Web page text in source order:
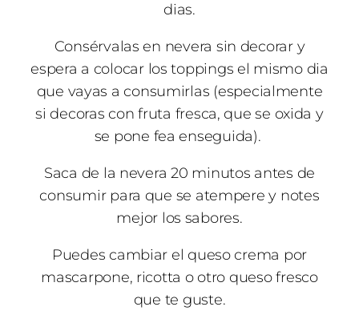
dias.
Consérvalas en nevera sin decorar y
espera a colocar los toppings el mismo dia
que vayas a consumirlas (especialmente
si decoras con fruta fresca, que se oxida y
se pone fea enseguida).
Saca de la nevera 20 minutos antes de
consumir para que se atempere y notes
mejor los sabores.
Puedes cambiar el queso crema por
mascarpone, ricotta o otro queso fresco
que te guste.